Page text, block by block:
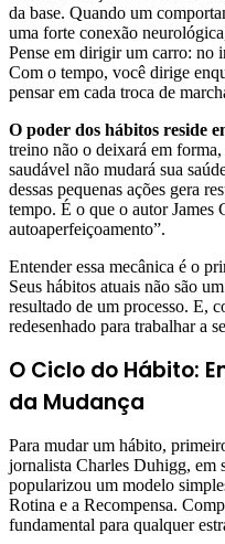
da base. Quando um
uma forte conexão
Pense em dirigir um carro: no
Com o tempo, você dirige
pensar em cada troca de
O poder dos hábitos reside
treino não o deixará em
saudável não mudará sua
dessas pequenas ações gera
tempo. É o que o autor James
autoaperfeiçoamento”.
Entender essa mecânica é o
Seus hábitos atuais não são
resultado de um processo. E,
redesenhado para trabalhar a
O Ciclo do Hábito:
da Mudança
Para mudar um hábito,
jornalista Charles Duhigg, em
popularizou um modelo
Rotina e a Recompensa.
fundamental para qualquer